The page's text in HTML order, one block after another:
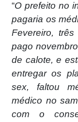
“O prefeito no
pagaria os
Fevereiro,
pago
de calote, e
entregar os
sex, faltou
médico no
com o